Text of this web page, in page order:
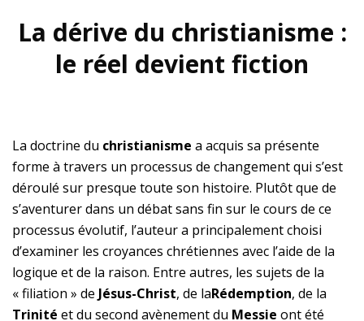
La dérive du christianisme :
le réel devient fiction
La doctrine du christianisme a acquis sa présente
forme à travers un processus de changement qui s’est
déroulé sur presque toute son histoire. Plutôt que de
s’aventurer dans un débat sans fin sur le cours de ce
processus évolutif, l’auteur a principalement choisi
d’examiner les croyances chrétiennes avec l’aide de la
logique et de la raison. Entre autres, les sujets de la
« filiation » de Jésus-Christ, de laRédemption, de la
Trinité et du second avènement du Messie ont été